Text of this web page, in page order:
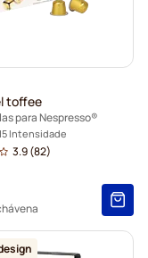
toffee
para Nespresso®
5 Intensidade
3.9(82)